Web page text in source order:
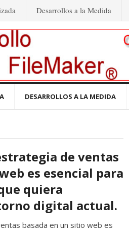
Desarrollos a la Medida
DESARROLLOS A LA MEDIDA
de ventas
es esencial para
quiera
digital actual.
basada en un sitio web es